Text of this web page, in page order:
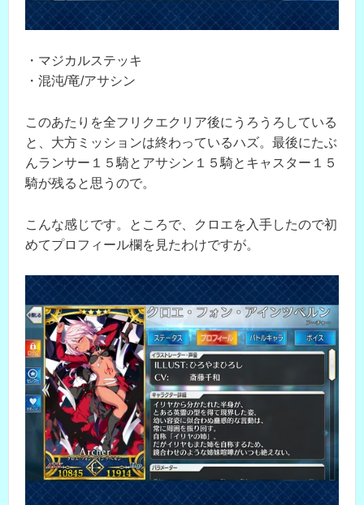
・マジカルステッキ
・混沌/竜/アサシン
このあたりを全フリクエクリア後にうろうろしている
と、大方ミッションは終わっているハズ。最後にたぶ
んランサー１５騎とアサシン１５騎とキャスター１５
騎が残ると思うので。
こんな感じです。ところで、クロエを入手したので初
めてプロフィール欄を見たわけですが。